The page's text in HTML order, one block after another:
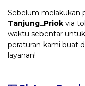
Sebelum melakukan
Tanjung_Priok via
waktu sebentar
peraturan kami buat
layanan!